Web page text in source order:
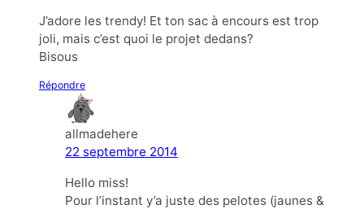
J’adore les trendy! Et ton sac à encours est trop
joli, mais c’est quoi le projet dedans?
Bisous
Répondre
allmadehere
22 septembre 2014
Hello miss!
Pour l’instant y’a juste des pelotes (jaunes &